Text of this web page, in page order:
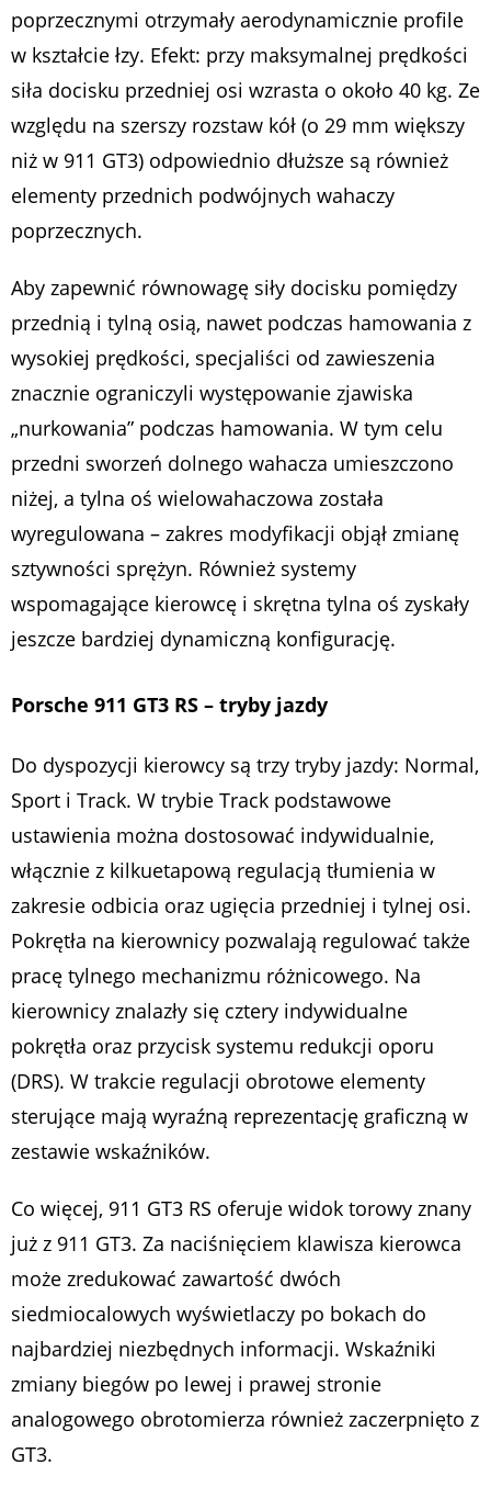
poprzecznymi otrzymały aerodynamicznie profile
w kształcie łzy. Efekt: przy maksymalnej prędkości
siła docisku przedniej osi wzrasta o około 40 kg. Ze
względu na szerszy rozstaw kół (o 29 mm większy
niż w 911 GT3) odpowiednio dłuższe są również
elementy przednich podwójnych wahaczy
poprzecznych.
Aby zapewnić równowagę siły docisku pomiędzy
przednią i tylną osią, nawet podczas hamowania z
wysokiej prędkości, specjaliści od zawieszenia
znacznie ograniczyli występowanie zjawiska
„nurkowania” podczas hamowania. W tym celu
przedni sworzeń dolnego wahacza umieszczono
niżej, a tylna oś wielowahaczowa została
wyregulowana – zakres modyfikacji objął zmianę
sztywności sprężyn. Również systemy
wspomagające kierowcę i skrętna tylna oś zyskały
jeszcze bardziej dynamiczną konfigurację.
Porsche 911 GT3 RS – tryby jazdy
Do dyspozycji kierowcy są trzy tryby jazdy: Normal,
Sport i Track. W trybie Track podstawowe
ustawienia można dostosować indywidualnie,
włącznie z kilkuetapową regulacją tłumienia w
zakresie odbicia oraz ugięcia przedniej i tylnej osi.
Pokrętła na kierownicy pozwalają regulować także
pracę tylnego mechanizmu różnicowego. Na
kierownicy znalazły się cztery indywidualne
pokrętła oraz przycisk systemu redukcji oporu
(DRS). W trakcie regulacji obrotowe elementy
sterujące mają wyraźną reprezentację graficzną w
zestawie wskaźników.
Co więcej, 911 GT3 RS oferuje widok torowy znany
już z 911 GT3. Za naciśnięciem klawisza kierowca
może zredukować zawartość dwóch
siedmiocalowych wyświetlaczy po bokach do
najbardziej niezbędnych informacji. Wskaźniki
zmiany biegów po lewej i prawej stronie
analogowego obrotomierza również zaczerpnięto z
GT3.